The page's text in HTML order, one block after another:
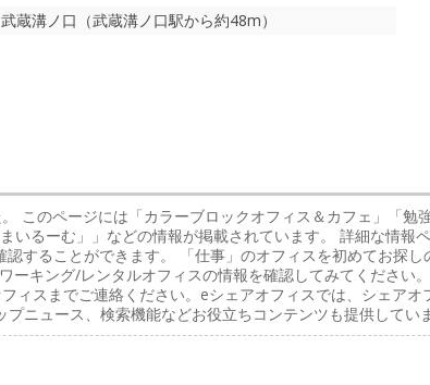
溝ノ口（武蔵溝ノ口駅から約48m）
このページには「カラーブロックオフィス＆カフェ」「勉
いるーむ」」などの情報が掲載されています。 詳細な情報
することができます。 「仕事」のオフィスを初めてお探
ーキング/レンタルオフィスの情報を確認してみてください
ィスまでご連絡ください。eシェアオフィスでは、シェア
ニュース、検索機能などお役立ちコンテンツも提供してい